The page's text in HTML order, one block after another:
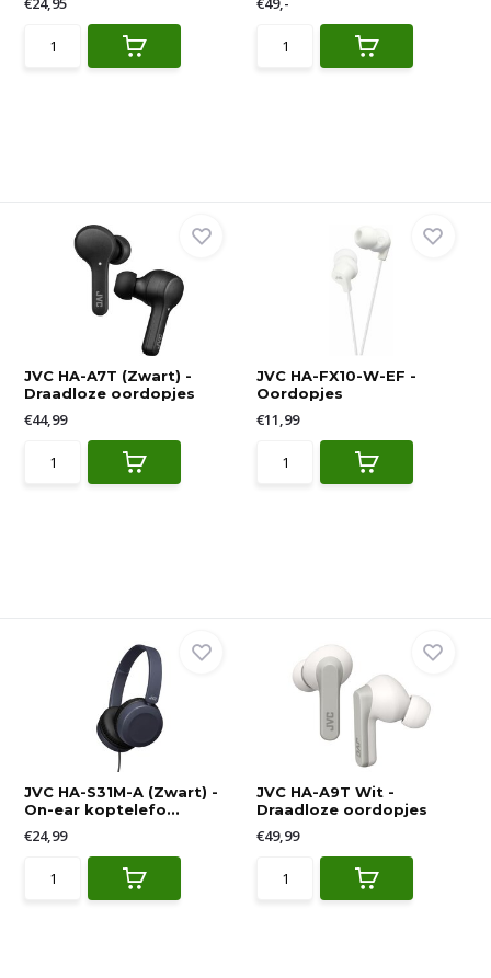
JVC HA-A7T (Zwart) -
Draadloze oordopjes
€44,99
JVC HA-FX10-W-EF -
Oordopjes
€11,99
JVC HA-S31M-A (Zwart) -
On-ear koptelefo...
€24,99
JVC HA-A9T Wit -
Draadloze oordopjes
€49,99